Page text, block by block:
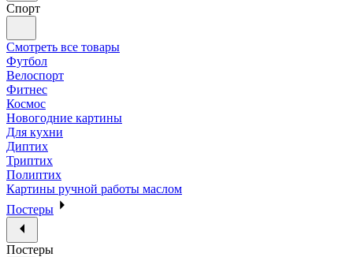
Спорт
Смотреть все товары
Футбол
Велоспорт
Фитнес
Космос
Новогодние картины
Для кухни
Диптих
Триптих
Полиптих
Картины ручной работы маслом
Постеры
Постеры